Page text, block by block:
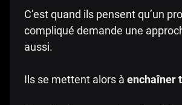
C’est quand ils pensent qu’un
compliqué demande une
aussi.
Ils se mettent alors à enchaîner